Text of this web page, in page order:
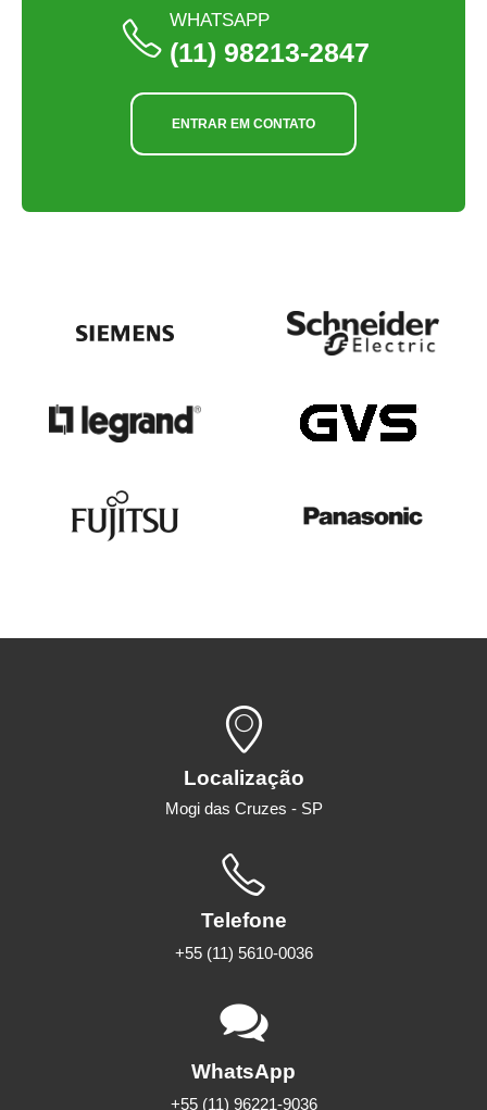
WHATSAPP
(11) 98213-2847
ENTRAR EM CONTATO
Localização
Mogi das Cruzes - SP
Telefone
+55 (11) 5610-0036
WhatsApp
+55 (11) 96221-9036